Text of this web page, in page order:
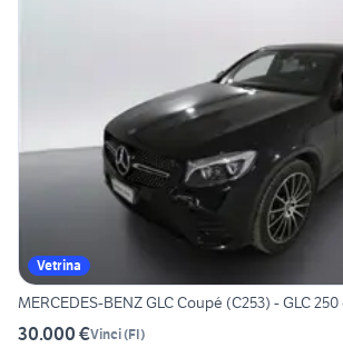
Vetrina
MERCEDES-BENZ GLC Coupé (C253) - GLC
30.000 €Vinci(FI)